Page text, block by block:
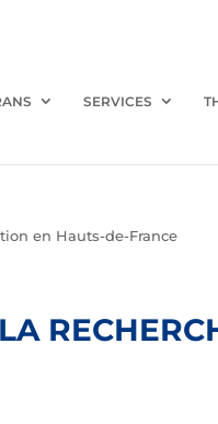
SERVICES
en Hauts-de-France